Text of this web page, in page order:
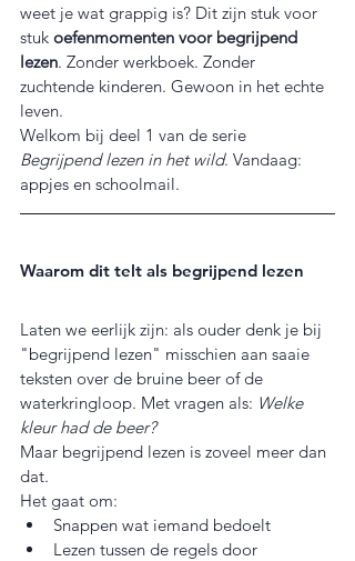
weet je wat grappig is? Dit zijn stuk voor
stuk oefenmomenten voor begrijpend
lezen. Zonder werkboek. Zonder
zuchtende kinderen. Gewoon in het echte
leven.
Welkom bij deel 1 van de serie
Begrijpend lezen in het wild. Vandaag:
appjes en schoolmail.
Waarom dit telt als begrijpend lezen
Laten we eerlijk zijn: als ouder denk je bij
"begrijpend lezen" misschien aan saaie
teksten over de bruine beer of de
waterkringloop. Met vragen als: Welke
kleur had de beer?
Maar begrijpend lezen is zoveel meer dan
dat.
Het gaat om:
Snappen wat iemand bedoelt
Lezen tussen de regels door